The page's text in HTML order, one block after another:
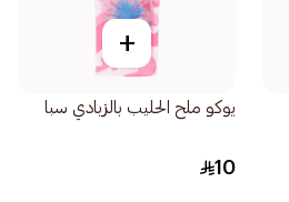
+
يوكو ملح الحليب بالزبادي سبا
10